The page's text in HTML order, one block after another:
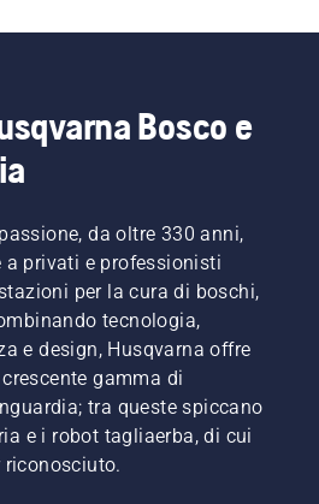
Bosco e
da oltre 330 anni,
a privati e professionisti
per la cura di boschi,
tecnologia,
e design, Husqvarna offre
gamma di
tra queste spiccano
e i robot tagliaerba, di cui
riconosciuto.